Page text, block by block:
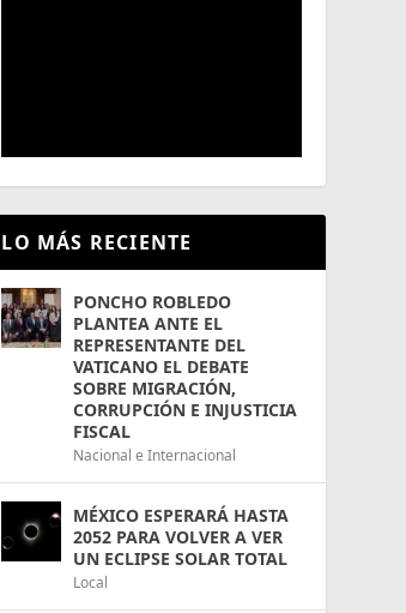
LO MÁS RECIENTE
PONCHO ROBLEDO
PLANTEA ANTE EL
REPRESENTANTE DEL
VATICANO EL DEBATE
SOBRE MIGRACIÓN,
CORRUPCIÓN E INJUSTICIA
FISCAL
Nacional e Internacional
MÉXICO ESPERARÁ HASTA
2052 PARA VOLVER A VER
UN ECLIPSE SOLAR TOTAL
Local